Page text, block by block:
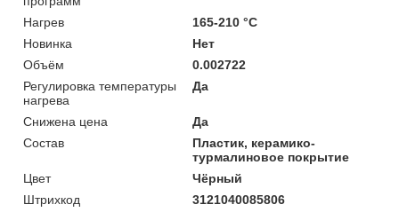
Нагрев
165-210 °C
Новинка
Нет
Объём
0.002722
Регулировка температуры
нагрева
Да
Снижена цена
Да
Состав
Пластик, керамико-
турмалиновое покрытие
Цвет
Чёрный
Штрихкод
3121040085806